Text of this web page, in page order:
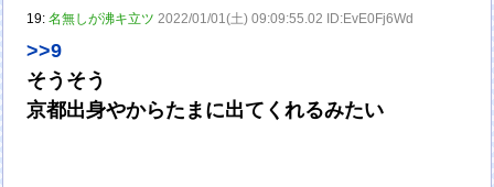
19:名無しが沸キ立ツ 2022/01/01(土) 09:09:55.02 ID:EvE0Fj6Wd
>>9
そうそう
京都出身やからたまに出てくれるみたい